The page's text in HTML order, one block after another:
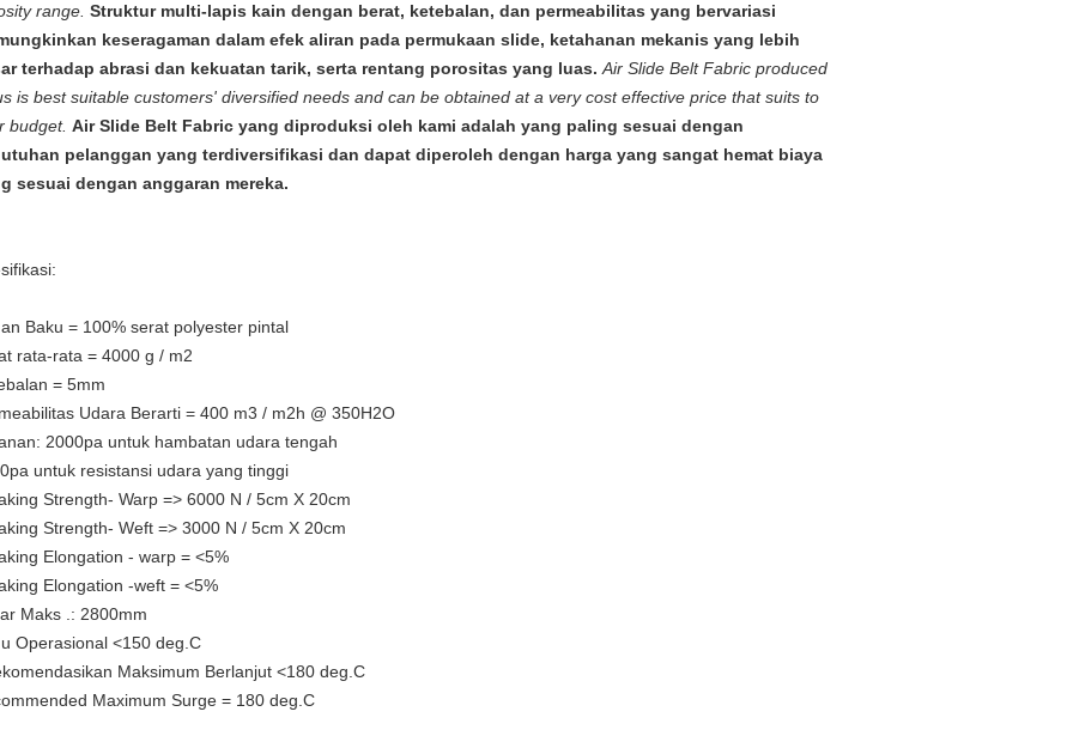
range. Struktur multi-lapis kain dengan berat, ketebalan, dan permeabilitas yang bervariasi
keseragaman dalam efek aliran pada permukaan slide, ketahanan mekanis yang lebih
terhadap abrasi dan kekuatan tarik, serta rentang porositas yang luas. Air Slide Belt Fabric produced
is best suitable customers' diversified needs and can be obtained at a very cost effective price that suits to
budget. Air Slide Belt Fabric yang diproduksi oleh kami adalah yang paling sesuai dengan
pelanggan yang terdiversifikasi dan dapat diperoleh dengan harga yang sangat hemat biaya
sesuai dengan anggaran mereka.
Baku = 100% serat polyester pintal
rata-rata = 4000 g / m2
= 5mm
Udara Berarti = 400 m3 / m2h @ 350H2O
2000pa untuk hambatan udara tengah
untuk resistansi udara yang tinggi
Strength- Warp => 6000 N / 5cm X 20cm
Strength- Weft => 3000 N / 5cm X 20cm
Elongation - warp = <5%
Elongation -weft = <5%
Maks .: 2800mm
Operasional <150 deg.C
Maksimum Berlanjut <180 deg.C
Maximum Surge = 180 deg.C